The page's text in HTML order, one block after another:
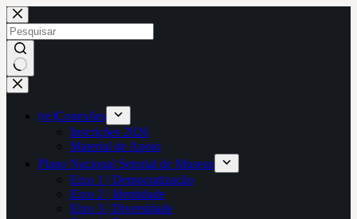
Pular
para
o
conteúdo
Sem
resultados
(re)Conexões
Inscrições 2026
Material de Apoio
Plano Nacional Setorial de Museus
Eixo 1 | Democratização
Eixo 2 | Identidade
Eixo 3 | Diversidade